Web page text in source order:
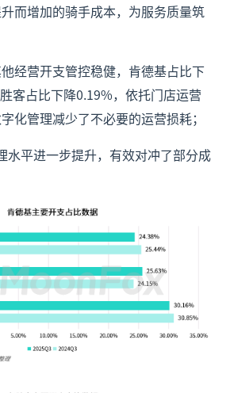
而增加的骑手成本，为服务质量筑
经营开支管控稳健，肯德基占比下
客占比下降0.19%，依托门店运营
化管理减少了不必要的运营损耗；
水平进一步提升，有效对冲了部分成